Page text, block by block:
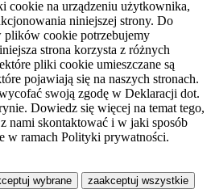
cookie na urządzeniu użytkownika,
niniejszej strony. Do
cookie potrzebujemy
strona korzysta z różnych
pliki cookie umieszczane są
pojawiają się na naszych stronach.
swoją zgodę w Deklaracji dot.
Dowiedz się więcej na temat tego,
nami skontaktować i w jaki sposób
w ramach Polityki prywatności.
wybrane zaakceptuj wszystkie